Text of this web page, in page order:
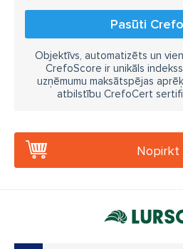
Pasūti
Objektīvs, automatizēts un
CrefoScore ir unikāls
uzņēmumu maksātspējas
atbilstību CrefoCert
Nopirkt